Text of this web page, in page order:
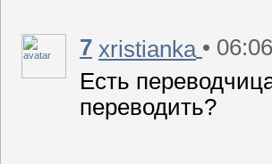
7 xristianka •
Есть
переводить?